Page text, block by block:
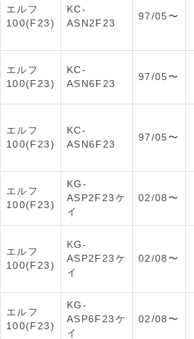
エルフ
100(F23)
KC-
ASN2F23
97/05〜
エルフ
100(F23)
KC-
ASN6F23
97/05〜
エルフ
100(F23)
KC-
ASN6F23
97/05〜
エルフ
100(F23)
KG-
ASP2F23ケ
イ
02/08〜
エルフ
100(F23)
KG-
ASP2F23ケ
イ
02/08〜
エルフ
100(F23)
KG-
ASP6F23ケ
イ
02/08〜